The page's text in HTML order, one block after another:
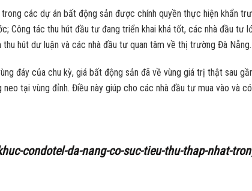
các dự án bất động sản được chính quyền thực hiện khẩn
Công tác thu hút đầu tư đang triển khai khá tốt, các nhà đầu tư
hút dư luận và các nhà đầu tư quan tâm về thị trường Đà Nẵng.
đáy của chu kỳ, giá bất động sản đã về vùng giá trị thật sau
neo tại vùng đỉnh. Điều này giúp cho các nhà đầu tư mua vào và
condotel-da-nang-co-suc-tieu-thu-thap-nhat-